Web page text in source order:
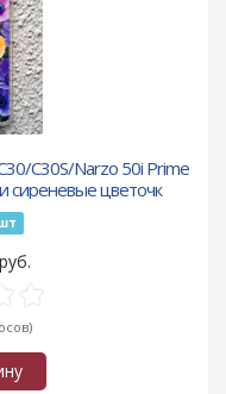
C30S/Narzo 50i Prime
сиреневые цветочк